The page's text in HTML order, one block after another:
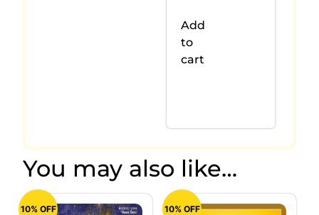
Add
to
cart
You may also like…
10% OFF 10% OFF